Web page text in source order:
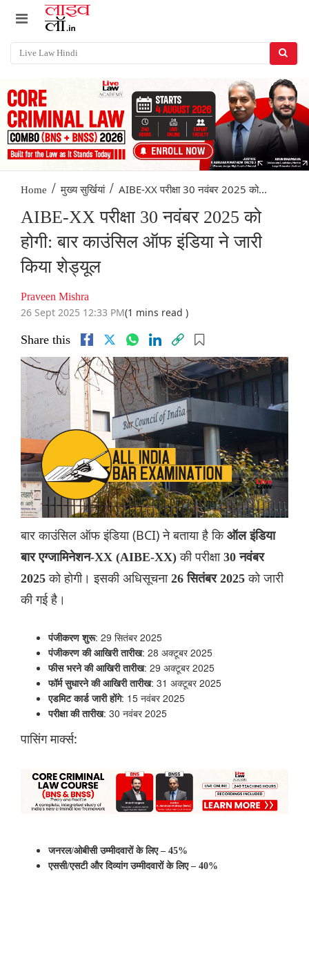
Home / मुख्य सुर्खियां / AIBE-XX परीक्षा 30 नवंबर 2025 को...
AIBE-XX परीक्षा 30 नवंबर 2025 को
होगी: बार काउंसिल ऑफ इंडिया ने जारी
किया शेड्यूल
Praveen Mishra
26 Sept 2025 12:33 PM(1 mins read )
Share this
बार काउंसिल ऑफ इंडिया (BCI) ने बताया है कि ऑल इंडिया
बार एग्जामिनेशन-XX (AIBE-XX) की परीक्षा 30 नवंबर
2025 को होगी। इसकी अधिसूचना 26 सितंबर 2025 को जारी
की गई है।
पंजीकरण शुरू: 29 सितंबर 2025
पंजीकरण की आखिरी तारीख: 28 अक्टूबर 2025
फीस भरने की आखिरी तारीख: 29 अक्टूबर 2025
फॉर्म सुधारने की आखिरी तारीख: 31 अक्टूबर 2025
एडमिट कार्ड जारी होंगे: 15 नवंबर 2025
परीक्षा की तारीख: 30 नवंबर 2025
पासिंग मार्क्स:
जनरल/ओबीसी उम्मीदवारों के लिए – 45%
एससी/एसटी और दिव्यांग उम्मीदवारों के लिए – 40%